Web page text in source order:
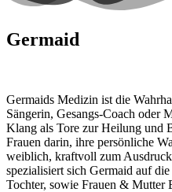
Germaid
Germaids Medizin ist die
Sängerin, Gesangs-Coach oder
Klang als Tore zur Heilung und
Frauen darin, ihre persönliche
weiblich, kraftvoll zum
spezialisiert sich Germaid auf
Tochter, sowie Frauen & Mutter